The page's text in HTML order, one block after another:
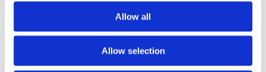
Allow all
Allow selection
1 480 PLN 1 480 PLN